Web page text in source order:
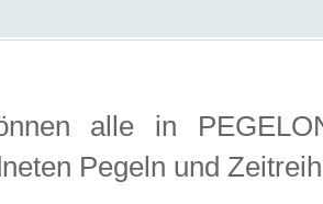
alle in
Pegeln und